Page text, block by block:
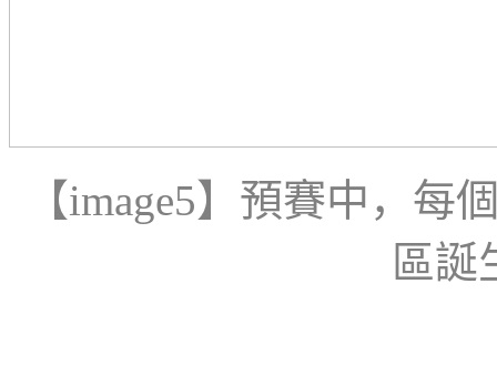
【image5】預賽中，每
區誕